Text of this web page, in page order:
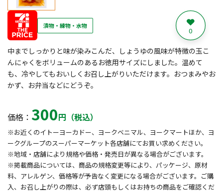
漬物・練物・水物 0
中までしっかりと味が染みこんだ、しょうゆの風味が特徴の玉こ
んにゃくをボリュームのあるお徳用サイズにしました。温めて
も、冷やしてもおいしくお召し上がりいただけます。おつまみやお
かず、お弁当などにどうぞ。
価格： 300円（税込）
※お近くのイトーヨーカドー、ヨークベニマル、ヨークマートほか、ヨ
ークグループのスーパーマーケット各店舗にてお買い求めください。
※地域・店舗により規格や価格・発売日が異なる場合がございます。
※掲載商品については、商品の規格変更等により、パッケージ、原材
料、アレルゲン、価格等が予告なく変更になる場合がございます。ご購
入、お召し上がりの際は、必ず店頭もしくはお持ちの商品をご確認くだ